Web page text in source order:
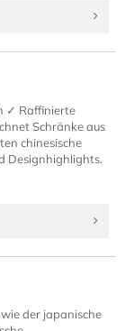
✓ Raffinierte
Schränke aus
chinesische
Designhighlights.
der japanische